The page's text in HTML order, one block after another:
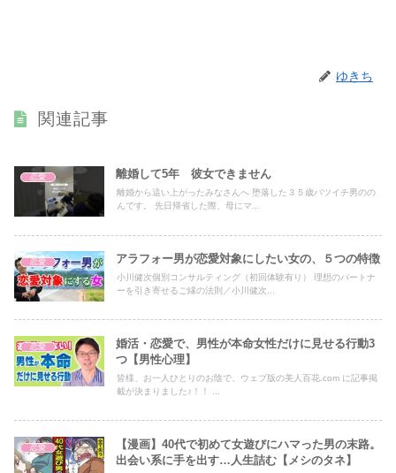
ゆきち
関連記事
恋愛 離婚して5年 彼女できません
離婚から這い上がったみなさんへ 堕落した３５歳バツイチ男のの
んです。 先日帰省した際、母にマ...
恋愛 アラフォー男が恋愛対象にしたい女の、５つの特徴
小川健次個別コンサルティング（初回体験有り） 理想のパートナ
ーを引き寄せるご縁の法則／小川健次...
恋愛
婚活・恋愛で、男性が本命女性だけに見せる行動3
つ【男性心理】
皆様、お一人ひとりのお陰で、ウェブ版の美人百花.com に記事掲
載が決まりました♪！！ ...
恋愛
【漫画】40代で初めて女遊びにハマった男の末路。
出会い系に手を出す…人生詰む【メシのタネ】